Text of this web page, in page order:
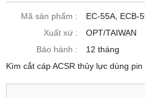
Mã sản phẩm :
EC-55A, ECB-
Xuất xứ :
OPT/TAIWAN
Bảo hành :
12 tháng
Kìm cắt cáp ACSR thủy lực dùng